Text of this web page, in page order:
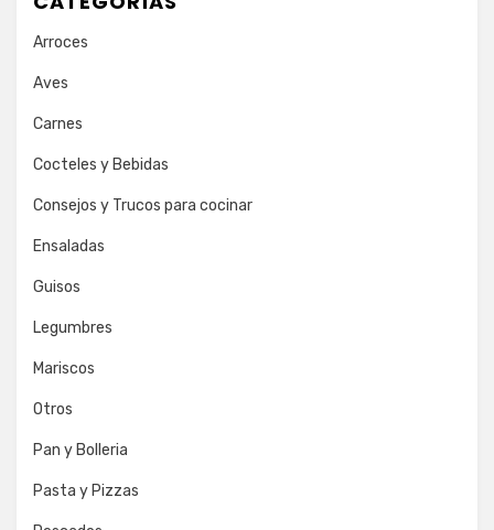
Arroces
Aves
Carnes
Cocteles y Bebidas
Consejos y Trucos para cocinar
Ensaladas
Guisos
Legumbres
Mariscos
Otros
Pan y Bolleria
Pasta y Pizzas